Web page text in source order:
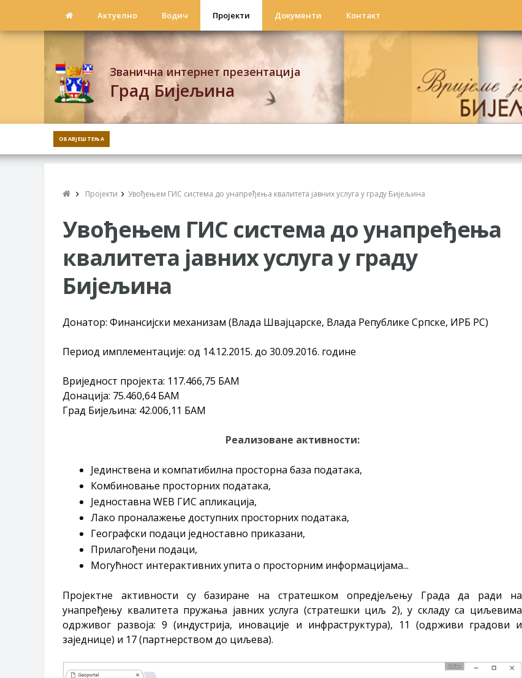
Актуелно Водич Пројекти Документи Контакт
Званична интернет презентација
Град Бијељина
ОБАВЈЕШТЕЊА
Пројекти Увођењем ГИС система до унапређења квалитета јавних услуга у граду Бијељина
Увођењем ГИС система до унапређења
квалитета јавних услуга у граду
Бијељина
Донатор: Финансијски механизам (Влада Швајцарске, Влада Републике Српске, ИРБ РС)
Период имплементације: од 14.12.2015. до 30.09.2016. године
Вриједност пројекта: 117.466,75 БАМ
Донација: 75.460,64 БАМ
Град Бијељина: 42.006,11 БАM
Реализоване активности:
Јединствена и компатибилна просторна база података,
Комбиновање просторних података,
Једноставна WEB ГИС апликација,
Лако проналажење доступних просторних података,
Географски подаци једноставнo приказани,
Прилагођени подаци,
Могућност интерактивних упита о просторним информацијама...
Пројектне активности су базиране на стратешком опредјељењу Града да ради на
унапређењу квалитета пружања јавних услуга (стратешки циљ 2), у складу са циљевима
одрживог развоја: 9 (индустрија, иновације и инфраструктура), 11 (одрживи градови и
заједнице) и 17 (партнерством до циљева).